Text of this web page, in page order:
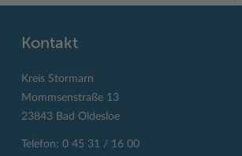
Kontakt
Kreis Stormarn
Mommsenstraße 13
23843 Bad Oldesloe
Telefon: 0 45 31 / 16 00